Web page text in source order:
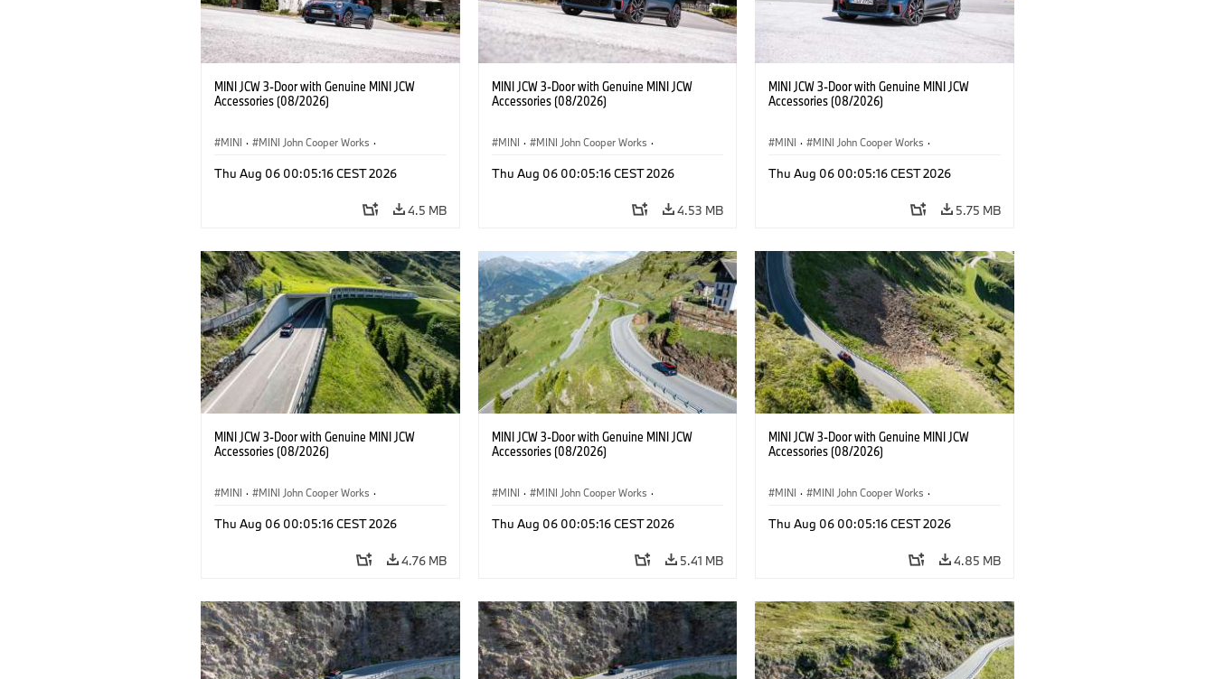
MINI JCW 3-Door with Genuine MINI JCW
Accessories (08/2026)
MINI · MINI John Cooper Works ·
Optional Extras, Accessories
Thu Aug 06 00:05:16 CEST 2026
4.5 MB
MINI JCW 3-Door with Genuine MINI JCW
Accessories (08/2026)
MINI · MINI John Cooper Works ·
Optional Extras, Accessories
Thu Aug 06 00:05:16 CEST 2026
4.53 MB
MINI JCW 3-Door with Genuine MINI JCW
Accessories (08/2026)
MINI · MINI John Cooper Works ·
Optional Extras, Accessories
Thu Aug 06 00:05:16 CEST 2026
5.75 MB
MINI JCW 3-Door with Genuine MINI JCW
Accessories (08/2026)
MINI · MINI John Cooper Works ·
Optional Extras, Accessories
Thu Aug 06 00:05:16 CEST 2026
4.76 MB
MINI JCW 3-Door with Genuine MINI JCW
Accessories (08/2026)
MINI · MINI John Cooper Works ·
Optional Extras, Accessories
Thu Aug 06 00:05:16 CEST 2026
5.41 MB
MINI JCW 3-Door with Genuine MINI JCW
Accessories (08/2026)
MINI · MINI John Cooper Works ·
Optional Extras, Accessories
Thu Aug 06 00:05:16 CEST 2026
4.85 MB